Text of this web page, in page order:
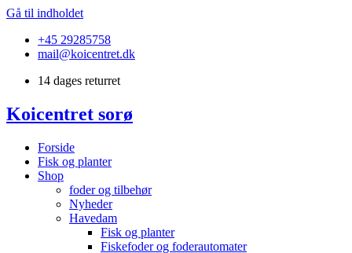
Gå til indholdet
+45 29285758
mail@koicentret.dk
14 dages returret
Koicentret sorø
Forside
Fisk og planter
Shop
foder og tilbehør
Nyheder
Havedam
Fisk og planter
Fiskefoder og foderautomater